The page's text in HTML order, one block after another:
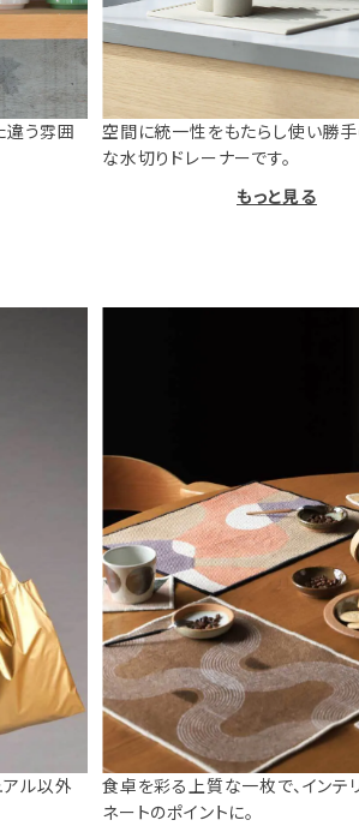
違う雰囲
空間に統一性をもたらし使い勝手
な水切りドレーナーです。
もっと見る
アル以外
食卓を彩る上質な一枚で、インテ
ネートのポイントに。